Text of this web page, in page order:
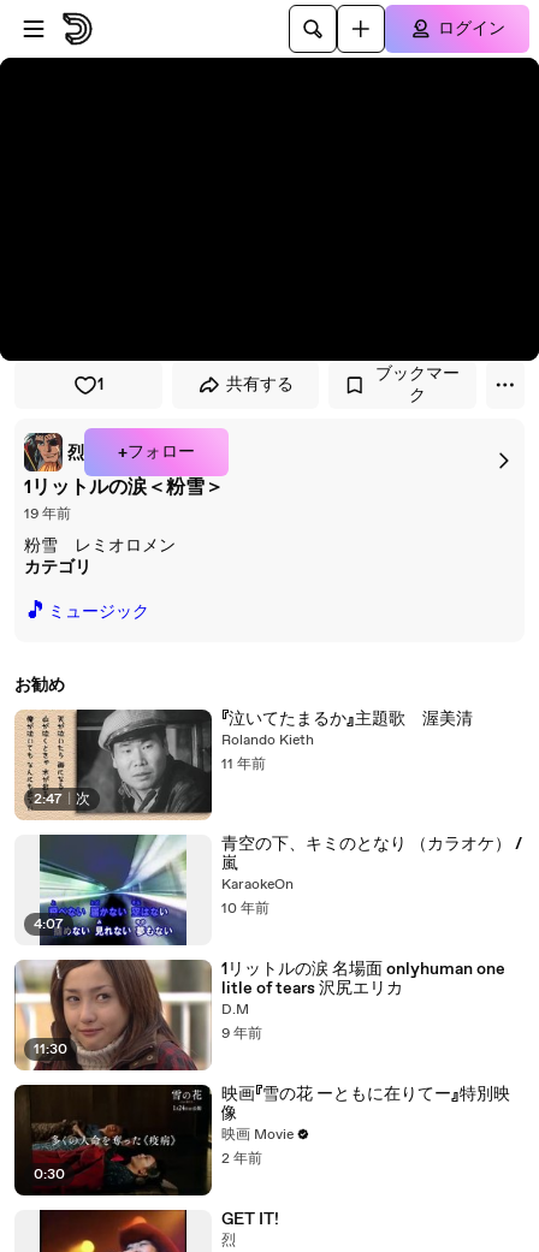
プレイヤーにスキップ
メインコンテンツにスキップ
ログイン
1 共有する
ブックマー
ク
烈 +フォロー
1リットルの涙＜粉雪＞
19 年前
粉雪 レミオロメン
カテゴリ
🎵 ミュージック
お勧め
2:47 次
『泣いてたまるか』主題歌 渥美清
Rolando Kieth
11 年前
4:07
青空の下、キミのとなり （カラオケ） /
嵐
KaraokeOn
10 年前
11:30
1リットルの涙 名場面 onlyhuman one
litle of tears 沢尻エリカ
D.M
9 年前
0:30
映画『雪の花 ーともに在りてー』特別映
像
映画 Movie
2 年前
GET IT!
烈